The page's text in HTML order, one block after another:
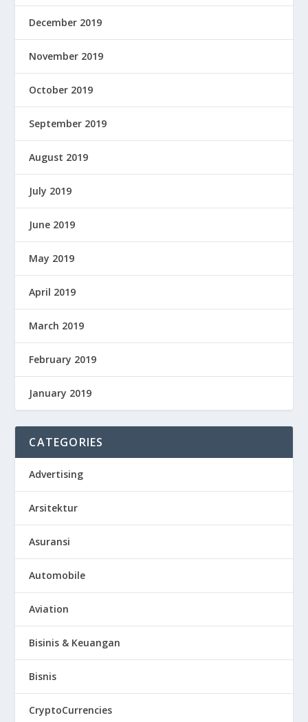
December 2019
November 2019
October 2019
September 2019
August 2019
July 2019
June 2019
May 2019
April 2019
March 2019
February 2019
January 2019
CATEGORIES
Advertising
Arsitektur
Asuransi
Automobile
Aviation
Bisinis & Keuangan
Bisnis
CryptoCurrencies